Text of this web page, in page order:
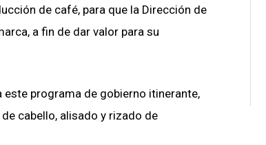
de café, para que la Dirección de
a fin de dar valor para su
este programa de gobierno itinerante,
cabello, alisado y rizado de